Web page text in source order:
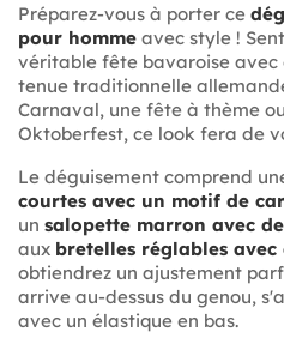
Préparez-vous à porter ce
pour homme avec style !
véritable fête bavaroise avec
tenue traditionnelle
Carnaval, une fête à thème
Oktoberfest, ce look fera de
Le déguisement comprend
courtes avec un motif de
un salopette marron avec
aux bretelles réglables avec
obtiendrez un ajustement
arrive au-dessus du genou,
avec un élastique en bas.